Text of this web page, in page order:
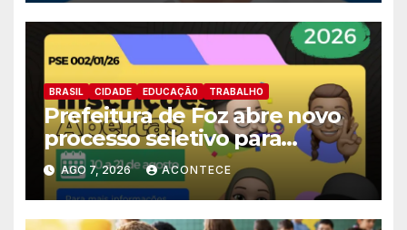
BRASIL CIDADE EDUCAÇÃ0 TRABALHO
Prefeitura de Foz abre novo
processo seletivo para
estagiários
AGO 7, 2026 ACONTECE